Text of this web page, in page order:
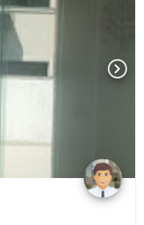
chevron_right